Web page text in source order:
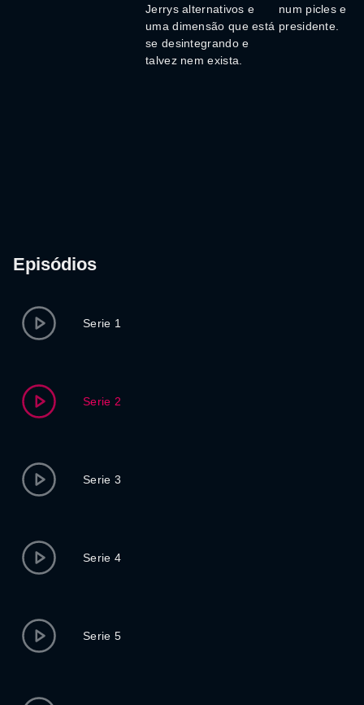
Jerrys alternativos e
uma dimensão que está
se desintegrando e
talvez nem exista.
num picles e
presidente.
Episódios
Serie 1
Serie 2
Serie 3
Serie 4
Serie 5